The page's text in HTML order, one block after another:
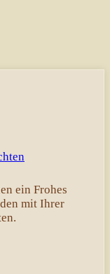
ein Frohes
mit Ihrer